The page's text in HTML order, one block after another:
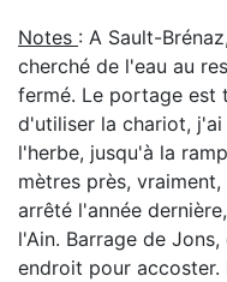
Notes : A Sault-
cherché de l'eau au
fermé. Le portage est
d'utiliser la chariot,
l'herbe, jusqu'à la
mètres près,
arrêté l'année
l'Ain. Barrage de
endroit pour